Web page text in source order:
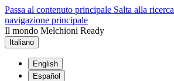
Passa al contenuto principale Salta alla ricerca
navigazione principale
Il mondo Melchioni Ready
Italiano
English
Español